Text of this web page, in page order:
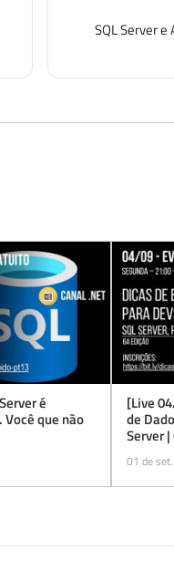
SQL Server
é
que não
[Live
de
Server
01 de